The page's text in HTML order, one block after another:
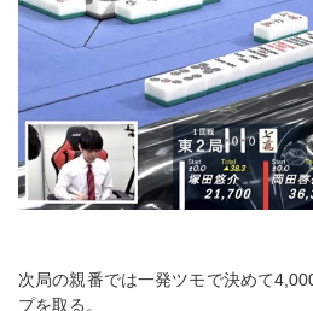
次局の親番では一発ツモで決めて
プを取る。